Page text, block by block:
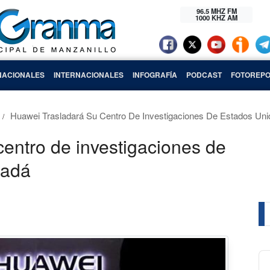
96.5 MHZ FM
1000 KHZ AM
INTERNACIONALES INFOGRAFÍA PODCAST
Huawei Trasladará Su Centro De Investigaciones De Estados
de investigaciones de